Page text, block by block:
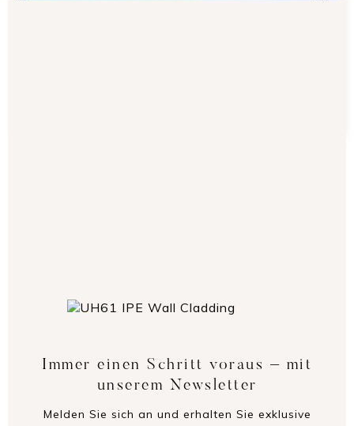
Immer einen Schritt voraus – mit
unserem Newsletter
Melden Sie sich an und erhalten Sie exklusive